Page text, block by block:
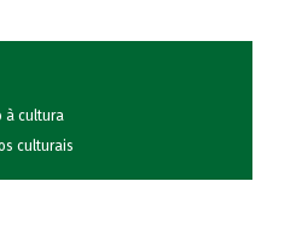
à cultura
culturais